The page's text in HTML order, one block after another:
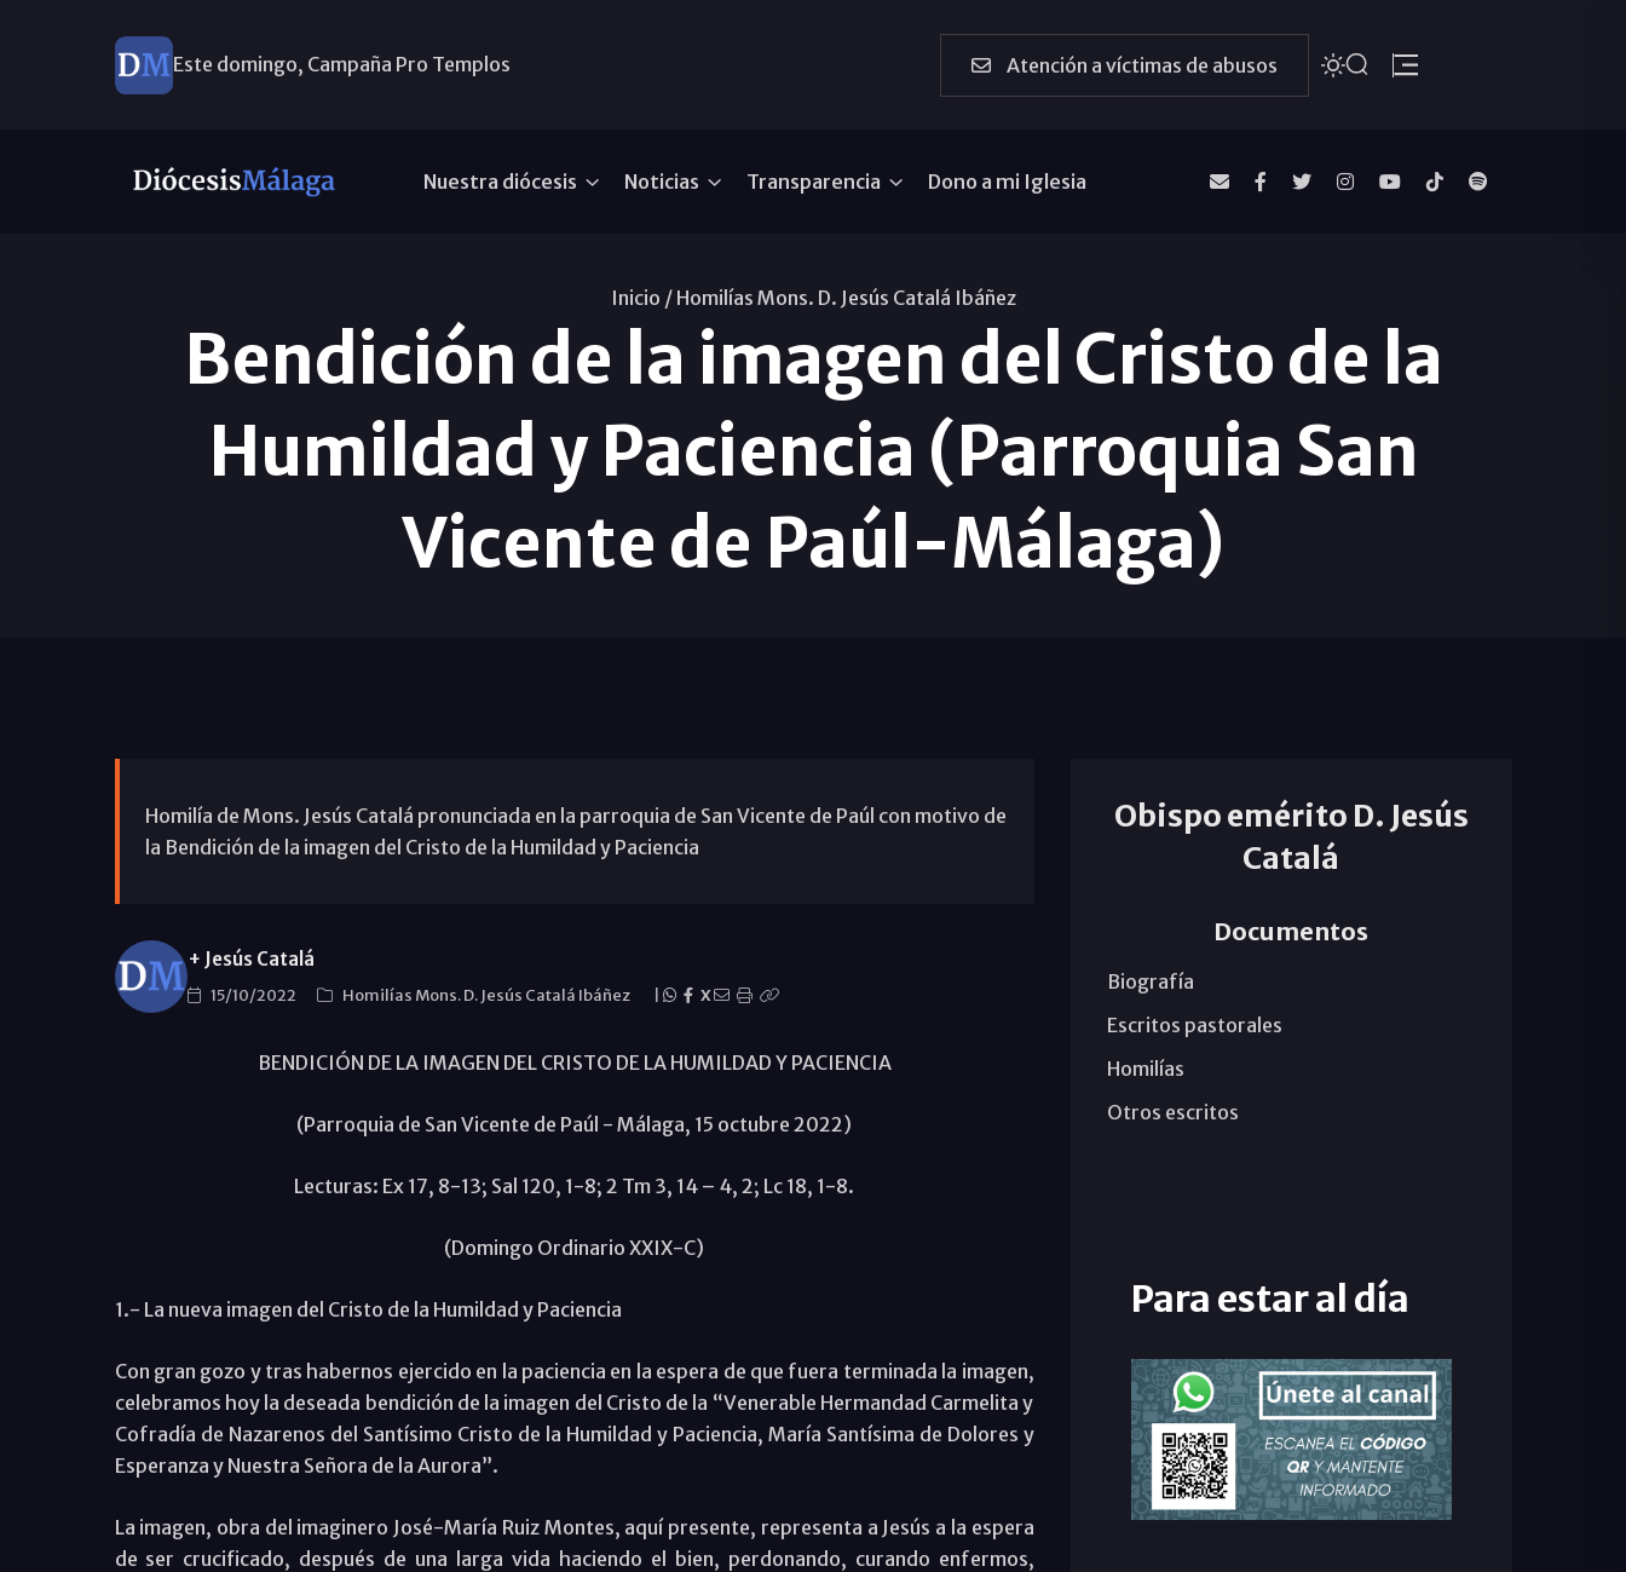
Este domingo, Campaña Pro Templos Atención a víctimas de abusos
Nuestra diócesis Noticias Transparencia Dono a mi Iglesia
Inicio / Homilías Mons. D. Jesús Catalá Ibáñez
Bendición de la imagen del Cristo de la
Humildad y Paciencia (Parroquia San
Vicente de Paúl-Málaga)
Homilía de Mons. Jesús Catalá pronunciada en la parroquia de San Vicente de Paúl con motivo de
la Bendición de la imagen del Cristo de la Humildad y Paciencia
+ Jesús Catalá
15/10/2022 Homilías Mons. D. Jesús Catalá Ibáñez X
BENDICIÓN DE LA IMAGEN DEL CRISTO DE LA HUMILDAD Y PACIENCIA
(Parroquia de San Vicente de Paúl - Málaga, 15 octubre 2022)
Lecturas: Ex 17, 8-13; Sal 120, 1-8; 2 Tm 3, 14 – 4, 2; Lc 18, 1-8.
(Domingo Ordinario XXIX-C)
1.- La nueva imagen del Cristo de la Humildad y Paciencia
Con gran gozo y tras habernos ejercido en la paciencia en la espera de que fuera terminada la imagen,
celebramos hoy la deseada bendición de la imagen del Cristo de la “Venerable Hermandad Carmelita y
Cofradía de Nazarenos del Santísimo Cristo de la Humildad y Paciencia, María Santísima de Dolores y
Esperanza y Nuestra Señora de la Aurora”.
La imagen, obra del imaginero José-María Ruiz Montes, aquí presente, representa a Jesús a la espera
de ser crucificado, después de una larga vida haciendo el bien, perdonando, curando enfermos,
Obispo emérito D. Jesús
Catalá
Documentos
Biografía
Escritos pastorales
Homilías
Otros escritos
Para estar al día